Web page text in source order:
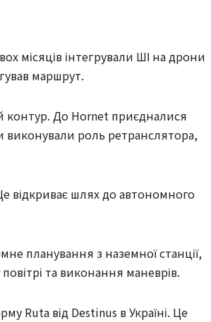
місяців інтегрували ШІ на дрони
маршрут.
контур. До Hornet приєдналися
виконували роль ретранслятора,
відкриває шлях до автономного
планування з наземної станції,
та виконання маневрів.
Ruta від Destinus в Україні. Це